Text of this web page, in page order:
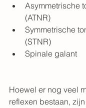
Asymmetrische
(ATNR)
Symmetrische
(STNR)
Spinale galant
Hoewel er nog veel
reflexen bestaan,